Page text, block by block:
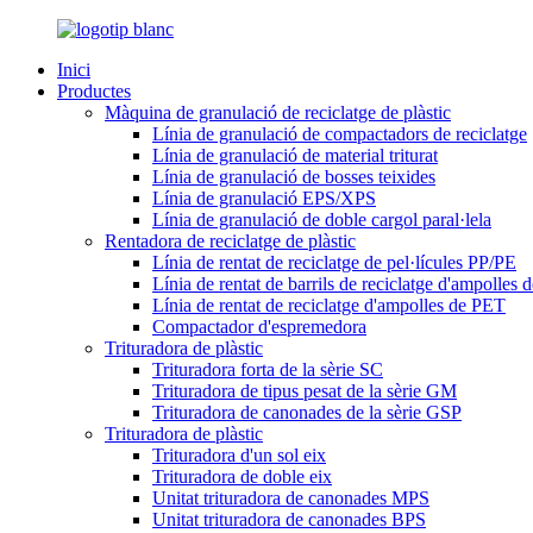
Inici
Productes
Màquina de granulació de reciclatge de plàstic
Línia de granulació de compactadors de reciclatge
Línia de granulació de material triturat
Línia de granulació de bosses teixides
Línia de granulació EPS/XPS
Línia de granulació de doble cargol paral·lela
Rentadora de reciclatge de plàstic
Línia de rentat de reciclatge de pel·lícules PP/PE
Línia de rentat de barrils de reciclatge d'ampolles
Línia de rentat de reciclatge d'ampolles de PET
Compactador d'espremedora
Trituradora de plàstic
Trituradora forta de la sèrie SC
Trituradora de tipus pesat de la sèrie GM
Trituradora de canonades de la sèrie GSP
Trituradora de plàstic
Trituradora d'un sol eix
Trituradora de doble eix
Unitat trituradora de canonades MPS
Unitat trituradora de canonades BPS